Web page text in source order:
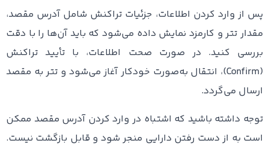
پس از وارد کردن اطلاعات، جزئیات تراکنش شامل آدرس مقصد،
مقدار تتر و کارمزد نمایش داده می‌شود که باید آن‌ها را با دقت
بررسی کنید. در صورت صحت اطلاعات، با تأیید تراکنش
(Confirm)، انتقال به‌صورت خودکار آغاز می‌شود و تتر به مقصد
ارسال می‌گردد.
توجه داشته باشید که اشتباه در وارد کردن آدرس مقصد ممکن
است به از دست رفتن دارایی منجر شود و قابل بازگشت نیست.